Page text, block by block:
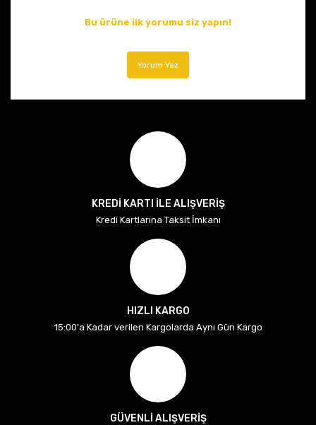
Bu ürüne ilk yorumu siz yapın!
Yorum Yaz
KREDİ KARTI İLE ALIŞVERİŞ
Kredi Kartlarına Taksit İmkanı
HIZLI KARGO
15:00'a Kadar verilen Kargolarda Aynı Gün Kargo
GÜVENLİ ALIŞVERİŞ